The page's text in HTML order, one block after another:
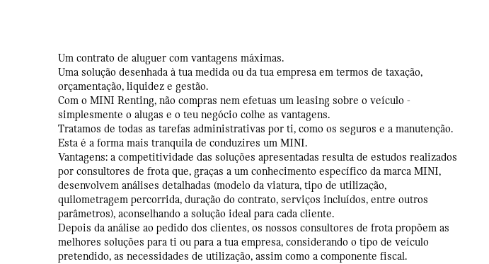
Um contrato de aluguer com vantagens máximas.
Uma solução desenhada à tua medida ou da tua empresa em termos de taxação,
orçamentação, liquidez e gestão.
Com o MINI Renting, não compras nem efetuas um leasing sobre o veículo -
simplesmente o alugas e o teu negócio colhe as vantagens.
Tratamos de todas as tarefas administrativas por ti, como os seguros e a manutenção.
Esta é a forma mais tranquila de conduzires um MINI.
Vantagens: a competitividade das soluções apresentadas resulta de estudos realizados
por consultores de frota que, graças a um conhecimento específico da marca MINI,
desenvolvem análises detalhadas (modelo da viatura, tipo de utilização,
quilometragem percorrida, duração do contrato, serviços incluídos, entre outros
parâmetros), aconselhando a solução ideal para cada cliente.
Depois da análise ao pedido dos clientes, os nossos consultores de frota propõem as
melhores soluções para ti ou para a tua empresa, considerando o tipo de veículo
pretendido, as necessidades de utilização, assim como a componente fiscal.